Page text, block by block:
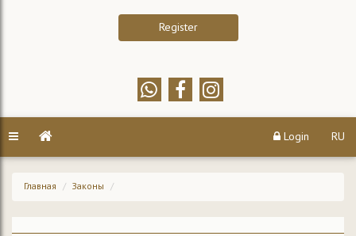
Register
Login RU
Главная Законы